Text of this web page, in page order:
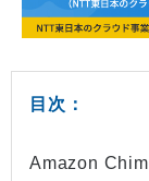
目次：
Amazon